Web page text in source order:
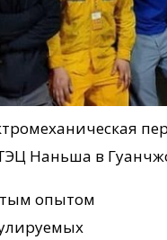
Наньша в
опытом